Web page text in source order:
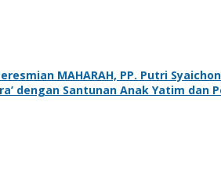
MAHARAH, PP. Putri
dengan Santunan Anak Yatim